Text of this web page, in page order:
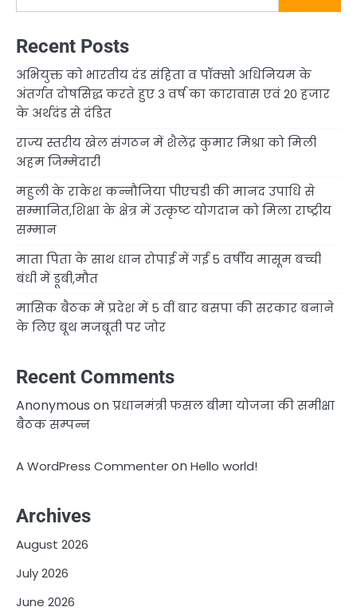
Recent Posts
अभियुक्त को भारतीय दंड संहिता व पॉक्सो अधिनियम के
अंतर्गत दोषसिद्ध करते हुए 3 वर्ष का कारावास एवं 20 हजार
के अर्थदंड से दंडित
राज्य स्तरीय खेल संगठन में शैलेंद्र कुमार मिश्रा को मिली
अहम जिम्मेदारी
महुली के राकेश कन्नौजिया पीएचडी की मानद उपाधि से
सम्मानित,शिक्षा के क्षेत्र में उत्कृष्ट योगदान को मिला राष्ट्रीय
सम्मान
माता पिता के साथ धान रोपाई में गई 5 वर्षीय मासूम बच्ची
बंधी में डूबी,मौत
मासिक बैठक में प्रदेश में 5 वीं बार बसपा की सरकार बनाने
के लिए बूथ मजबूती पर जोर
Recent Comments
Anonymous onप्रधानमंत्री फसल बीमा योजना की समीक्षा
बैठक सम्पन्न
A WordPress CommenteronHello world!
Archives
August 2026
July 2026
June 2026